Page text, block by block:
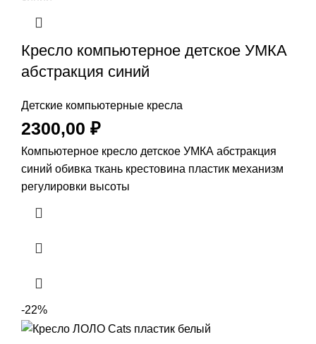
Кресло компьютерное детское УМКА
абстракция синий
Детские компьютерные кресла
2300,00 ₽
Компьютерное кресло детское УМКА абстракция
синий обивка ткань крестовина пластик механизм
регулировки высоты
-22%